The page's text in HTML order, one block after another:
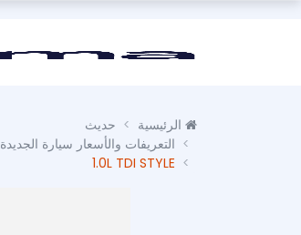
حديث
التعريفات والأسعار سيارة الجديدة
1.0L TDI STYLE